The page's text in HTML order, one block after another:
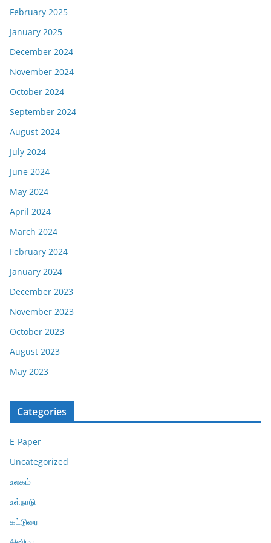
February 2025
January 2025
December 2024
November 2024
October 2024
September 2024
August 2024
July 2024
June 2024
May 2024
April 2024
March 2024
February 2024
January 2024
December 2023
November 2023
October 2023
August 2023
May 2023
Categories
E-Paper
Uncategorized
உலகம்
உள்நாடு
கட்டுரை